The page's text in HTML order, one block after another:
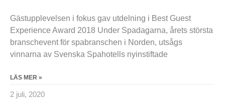
Gästupplevelsen i fokus gav utdelning i Best Guest
Experience Award 2018 Under Spadagarna, årets största
branschevent för spabranschen i Norden, utsågs
vinnarna av Svenska Spahotells nyinstiftade
LÄS MER »
2 juli, 2020